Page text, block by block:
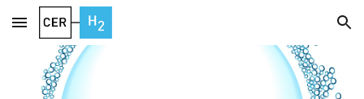
Skip to main content Skip to navigation